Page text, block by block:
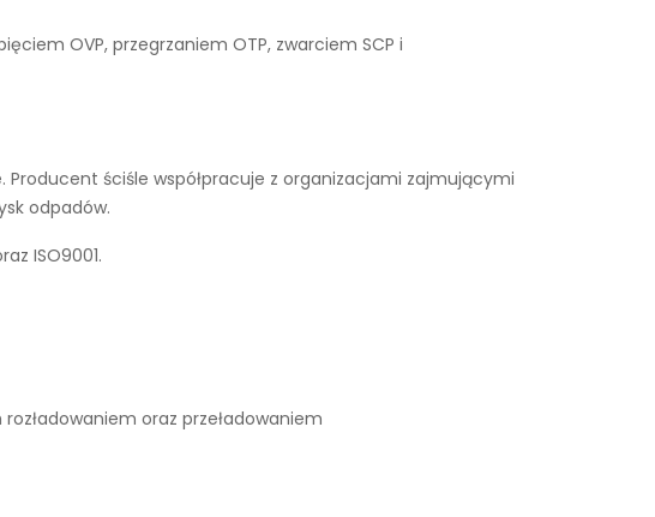
OVP, przegrzaniem OTP, zwarciem SCP i
ściśle współpracuje z organizacjami zajmującymi
odpadów.
ISO9001.
oraz przeładowaniem